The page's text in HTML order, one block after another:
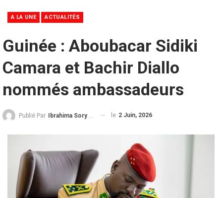
A LA UNE ACTUALITÉS
Guinée : Aboubacar Sidiki
Camara et Bachir Diallo
nommés ambassadeurs
Publié Par Ibrahima Sory Diallo le 2 Juin, 2026